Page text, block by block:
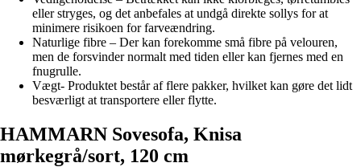
eller stryges, og det anbefales at undgå direkte sollys for at
minimere risikoen for farveændring.
Naturlige fibre – Der kan forekomme små fibre på velouren,
men de forsvinder normalt med tiden eller kan fjernes med en
fnugrulle.
Vægt- Produktet består af flere pakker, hvilket kan gøre det lidt
besværligt at transportere eller flytte.
HAMMARN Sovesofa, Knisa
mørkegrå/sort, 120 cm